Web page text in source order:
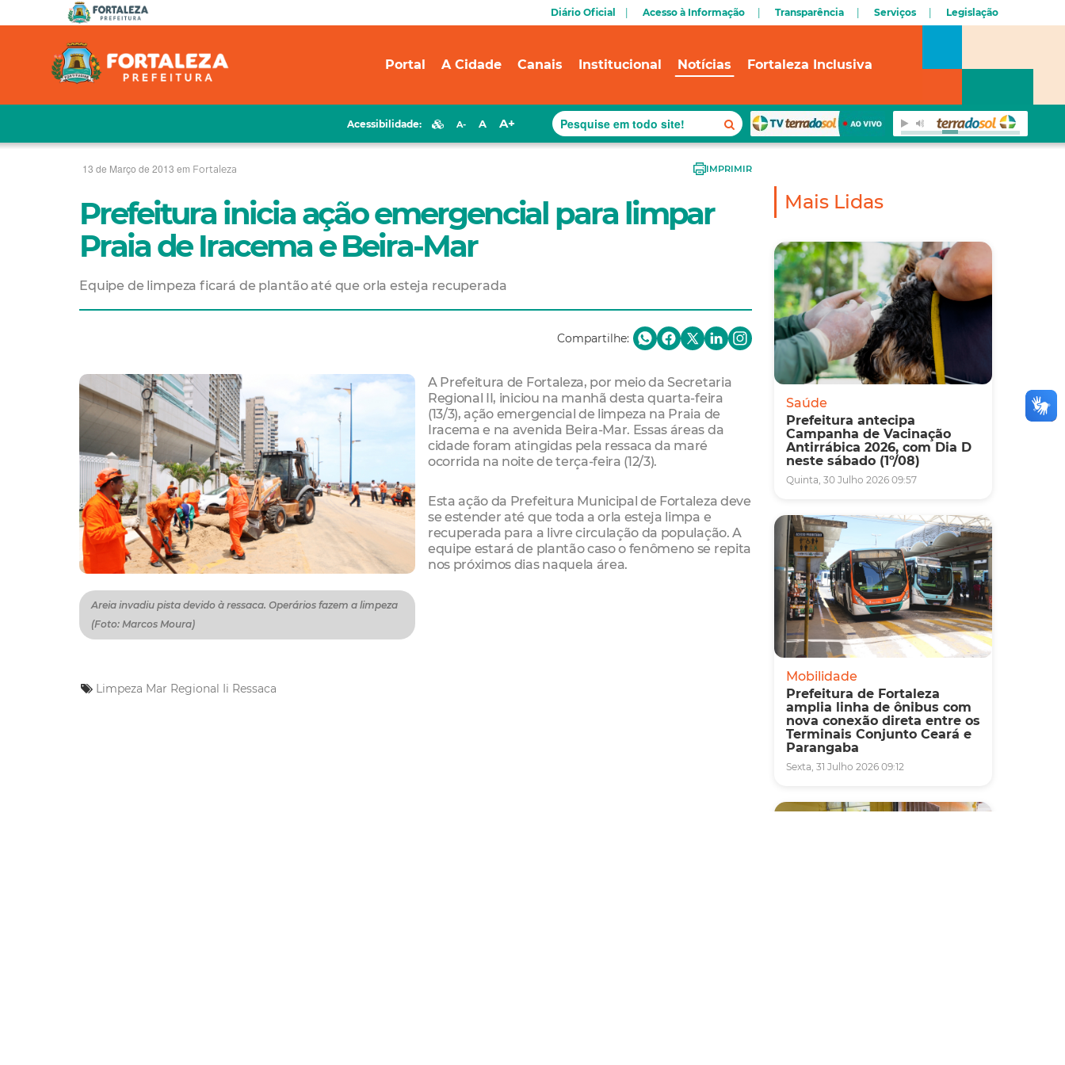
Diário Oficial Acesso à Informação Transparência Serviços Legislação
Portal A Cidade Canais Institucional Notícias Fortaleza Inclusiva
Acessibilidade: A- A A+
13 de Março de 2013 em Fortaleza IMPRIMIR
Prefeitura inicia ação emergencial para limpar
Praia de Iracema e Beira-Mar
Equipe de limpeza ficará de plantão até que orla esteja recuperada
Compartilhe:
Areia invadiu pista devido à ressaca. Operários fazem a limpeza
(Foto: Marcos Moura)
A Prefeitura de Fortaleza, por meio da Secretaria
Regional II, iniciou na manhã desta quarta-feira
(13/3), ação emergencial de limpeza na Praia de
Iracema e na avenida Beira-Mar. Essas áreas da
cidade foram atingidas pela ressaca da maré
ocorrida na noite de terça-feira (12/3).
Esta ação da Prefeitura Municipal de Fortaleza deve
se estender até que toda a orla esteja limpa e
recuperada para a livre circulação da população. A
equipe estará de plantão caso o fenômeno se repita
nos próximos dias naquela área.
Limpeza Mar Regional Ii Ressaca
Mais Lidas
Saúde
Prefeitura antecipa
Campanha de Vacinação
Antirrábica 2026, com Dia D
neste sábado (1º/08)
Quinta, 30 Julho 2026 09:57
Mobilidade
Prefeitura de Fortaleza
amplia linha de ônibus com
nova conexão direta entre os
Terminais Conjunto Ceará e
Parangaba
Sexta, 31 Julho 2026 09:12